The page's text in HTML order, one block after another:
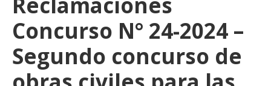
Concurso N° 24-2024 –
Segundo concurso de